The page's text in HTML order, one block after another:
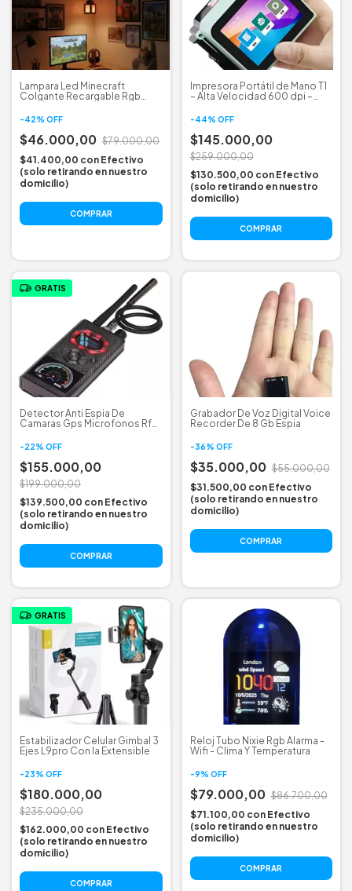
Lampara Led Minecraft
Colgante Recargable Rgb
-42% OFF
$46.000,00 $79.000,00
$41.400,00 con Efectivo
(solo retirando en nuestro
domicilio)
Impresora Portátil de Mano T1
– Alta Velocidad 600 dpi –
(papel, cartón, plástico,
cáscara de
-44% OFF
$145.000,00
$259.000,00
$130.500,00 con Efectivo
(solo retirando en nuestro
domicilio)
GRATIS
Detector Anti Espia De
Camaras Gps Microfonos Rf
-22% OFF
$155.000,00
$199.000,00
$139.500,00 con Efectivo
(solo retirando en nuestro
domicilio)
Grabador De Voz Digital Voice
Recorder De 8 Gb Espia
-36% OFF
$35.000,00 $55.000,00
$31.500,00 con Efectivo
(solo retirando en nuestro
domicilio)
GRATIS
Estabilizador Celular Gimbal 3
Ejes L9pro Con Ia Extensible
-23% OFF
$180.000,00
$235.000,00
$162.000,00 con Efectivo
(solo retirando en nuestro
domicilio)
Reloj Tubo Nixie Rgb Alarma -
Wifi - Clima Y Temperatura
-9% OFF
$79.000,00 $86.700,00
$71.100,00 con Efectivo
(solo retirando en nuestro
domicilio)